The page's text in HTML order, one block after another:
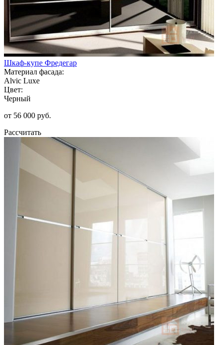
Шкаф-купе Фредегар
Материал фасада:
Alvic Luxe
Цвет:
Черный
от 56 000 руб.
Рассчитать